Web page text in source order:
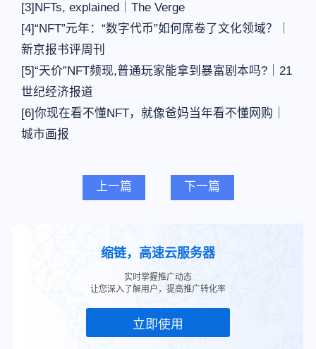
[3]NFTs, explained｜The Verge
[4]“NFT”元年：“数字代币”如何席卷了文化领域？｜
新京报书评周刊
[5]“天价”NFT频现,普通玩家能拿到暴富剧本吗?｜21
世纪经济报道
[6]你现在看不懂NFT，就像爸妈当年看不懂网购｜
城市画报
上一篇 下一篇
缩链，高速云服务器
实时掌握推广动态
让您深入了解用户，提高推广转化率
立即使用